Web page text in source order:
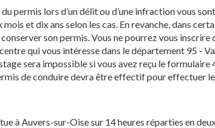
permis lors d’un délit ou d’une infraction vous
et dix ans selon les cas. En revanche, dans
son permis. Vous ne pourrez vous inscrire
qui vous intéresse dans le département 95 -
sera impossible si vous avez reçu le formulaire
de conduire devra être effectif pour effectuer
à Auvers-sur-Oise sur 14 heures réparties en